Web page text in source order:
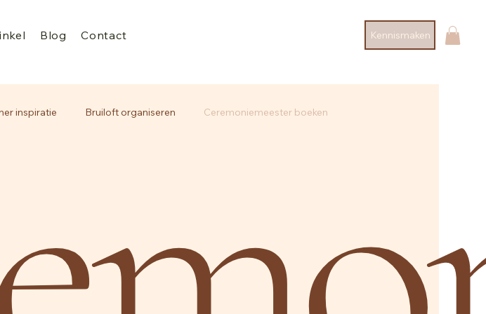
Blog Contact Kennismaken
inspiratie Bruiloft organiseren Ceremoniemeester boeken